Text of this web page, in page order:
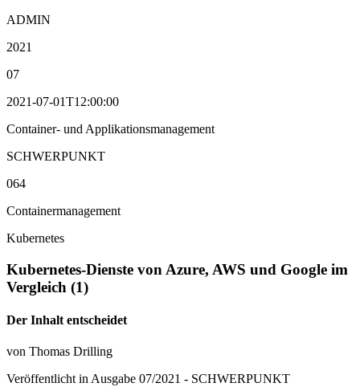
ADMIN
2021
07
2021-07-01T12:00:00
Container- und Applikationsmanagement
SCHWERPUNKT
064
Containermanagement
Kubernetes
Kubernetes-Dienste von Azure, AWS und Google im
Vergleich (1)
Der Inhalt entscheidet
von Thomas Drilling
Veröffentlicht in Ausgabe 07/2021 - SCHWERPUNKT